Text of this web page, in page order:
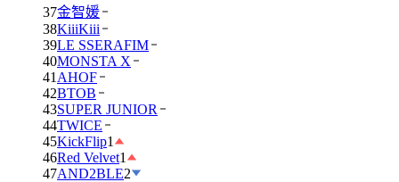
37金智媛
38KiiiKiii
39LE SSERAFIM
40MONSTA X
41 AHOF
42BTOB
43SUPER JUNIOR
44TWICE
45KickFlip1
46Red Velvet1
47AND2BLE2